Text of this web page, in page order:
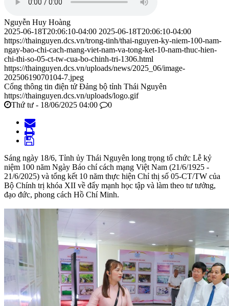
Nguyễn Huy Hoàng
2025-06-18T20:06:10-04:00 2025-06-18T20:06:10-04:00
https://thainguyen.dcs.vn/trong-tinh/thai-nguyen-ky-niem-100-nam-
ngay-bao-chi-cach-mang-viet-nam-va-tong-ket-10-nam-thuc-hien-
chi-thi-so-05-ct-tw-cua-bo-chinh-tri-1306.html
https://thainguyen.dcs.vn/uploads/news/2025_06/image-
20250619070104-7.jpeg
Cổng thông tin điện tử Đảng bộ tỉnh Thái Nguyên
https://thainguyen.dcs.vn/uploads/logo.gif
Thứ tư - 18/06/2025 04:00
0
Sáng ngày 18/6, Tỉnh ủy Thái Nguyên long trọng tổ chức Lễ kỷ
niệm 100 năm Ngày Báo chí cách mạng Việt Nam (21/6/1925 -
21/6/2025) và tổng kết 10 năm thực hiện Chỉ thị số 05-CT/TW của
Bộ Chính trị khóa XII về đẩy mạnh học tập và làm theo tư tưởng,
đạo đức, phong cách Hồ Chí Minh.